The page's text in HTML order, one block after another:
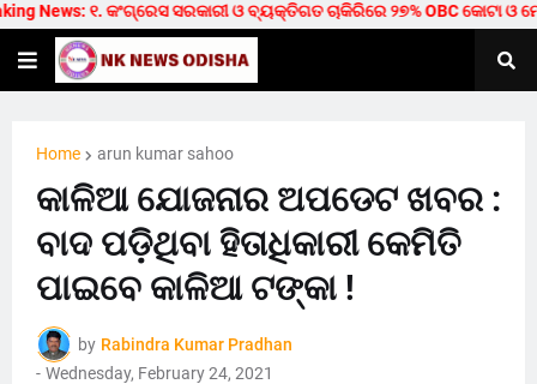
News: ୧. କଂଗ୍ରେସ ସରକାରୀ ଓ ବ୍ୟକ୍ତିଗତ ଚାକିରିରେ ୨୭% OBC କୋଟା
Home arun kumar sahoo
କାଳିଆ ଯୋଜନାର ଅପଡେଟ ଖବର :
ବାଦ ପଡ଼ିଥିବା ହିତାଧିକାରୀ କେମିତି
ପାଇବେ କାଳିଆ ଟଙ୍କା !
by Rabindra Kumar Pradhan
- Wednesday, February 24, 2021